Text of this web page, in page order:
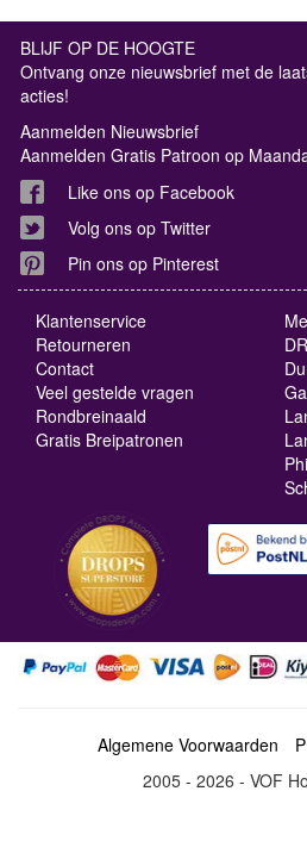
BLIJF OP DE HOOGTE
Ontvang onze nieuwsbrief met de
acties!
Aanmelden Nieuwsbrief
Aanmelden Gratis Patroon op
Like ons op Facebook
Volg ons op Twitter
Pin ons op Pinterest
Klantenservice
Retourneren
Contact
Veel gestelde vragen
Rondbreinaald
Gratis Breipatronen
Algemene Voorwaarden
2005 - 2026 - VOF